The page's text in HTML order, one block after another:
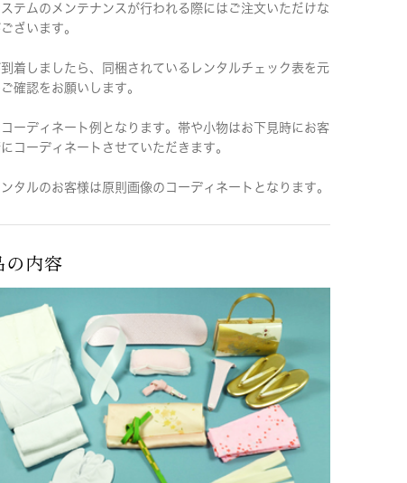
テムのメンテナンスが行われる際にはご注文いただけな
ざいます。
着しましたら、同梱されているレンタルチェック表を元
確認をお願いします。
ーディネート例となります。帯や小物はお下見時にお客
コーディネートさせていただきます。
タルのお客様は原則画像のコーディネートとなります。
の内容